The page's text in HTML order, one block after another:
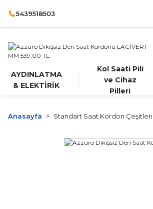
5439518503
AYDINLATMA
& ELEKTİRİK
Kol Saati Pili
ve Cihaz
Pilleri
Anasayfa Standart Saat Kordon Çeşitleri